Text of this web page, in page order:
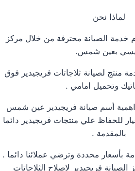
لماذا نحن
الصيانة محترفة من خلال مركز
بعين شمس.
منتج لصيانة ثلاجاتات فريجيدير فوق
وتحميل امامي .
أسم صيانة فريجيدير عين شمس
للحفاظ علي منتجات فريجيدير دائما
بالمقدمة .
بأسعار محددة وترضي عملائنا دائما .
الصيانة فريجيدير لاصلاح الثلاجاتات